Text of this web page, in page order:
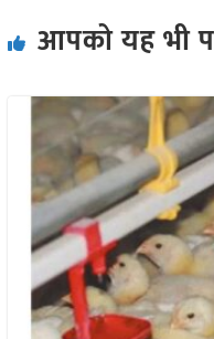
आपको यह भी